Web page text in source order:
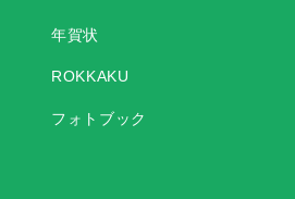
年賀状
ROKKAKU
フォトブック